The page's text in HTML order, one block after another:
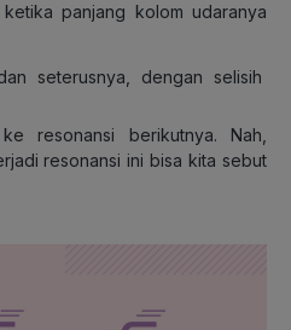
panjang kolom udaranya
seterusnya, dengan selisih
resonansi berikutnya. Nah,
resonansi ini bisa kita sebut